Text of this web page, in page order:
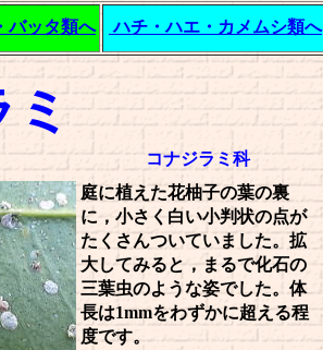
バッタ類へ ハチ・ハエ・カメムシ類へ
ミ
コナジラミ科
庭に植えた花柚子の葉の裏
に，小さく白い小判状の点が
たくさんついていました。拡
大してみると，まるで化石の
三葉虫のような姿でした。体
長は1mmをわずかに超える程
度です。